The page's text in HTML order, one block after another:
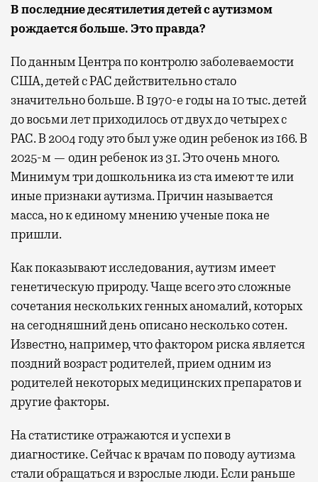
В последние десятилетия детей с аутизмом
рождается больше. Это правда?
По данным Центра по контролю заболеваемости
США, детей с РАС действительно стало
значительно больше. В 1970-е годы на 10 тыс. детей
до восьми лет приходилось от двух до четырех с
РАС. В 2004 году это был уже один ребенок из 166. В
2025-м — один ребенок из 31. Это очень много.
Минимум три дошкольника из ста имеют те или
иные признаки аутизма. Причин называется
масса, но к единому мнению ученые пока не
пришли.
Как показывают исследования, аутизм имеет
генетическую природу. Чаще всего это сложные
сочетания нескольких генных аномалий, которых
на сегодняшний день описано несколько сотен.
Известно, например, что фактором риска является
поздний возраст родителей, прием одним из
родителей некоторых медицинских препаратов и
другие факторы.
На статистике отражаются и успехи в
диагностике. Сейчас к врачам по поводу аутизма
стали обращаться и взрослые люди. Если раньше